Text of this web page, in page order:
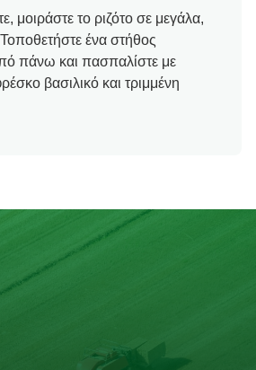
μοιράστε το ριζότο σε μεγάλα,
ένα στήθος
πάνω και πασπαλίστε με
βασιλικό και τριμμένη